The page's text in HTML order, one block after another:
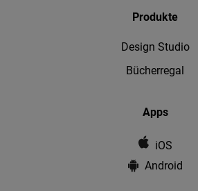
Produkte
Design Studio
Bücherregal
Apps
iOS
Android